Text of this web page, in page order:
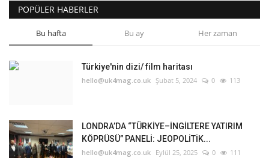
POPÜLER HABERLER
Bu hafta Bu ay Her zaman
Türkiye'nin dizi/ film haritası
hello@uk4mag.co.uk Şubat 5, 2024 0 113
LONDRA’DA “TÜRKİYE–İNGİLTERE YATIRIM
KÖPRÜSÜ” PANELİ: JEOPOLİTİK...
hello@uk4mag.co.uk Eylül 25, 2025 0 111